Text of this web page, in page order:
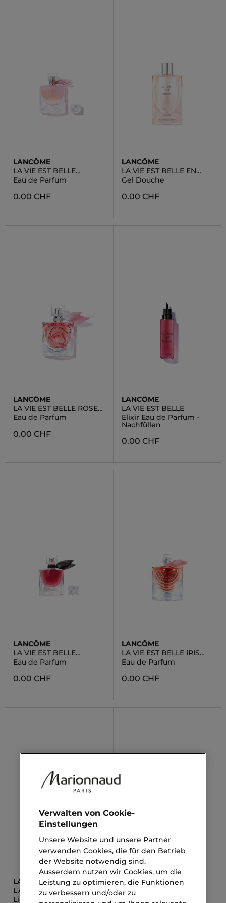
LANCÔME
LA VIE EST BELLE
VANILLE NUDE
Eau de Parfum
0.00 CHF
LANCÔME
LA VIE EST BELLE EN
ROSE
Gel Douche
0.00 CHF
LANCÔME
LA VIE EST BELLE ROSE
EXTRAORDINAIRE
Eau de Parfum
0.00 CHF
LANCÔME
LA VIE EST BELLE
Elixir Eau de Parfum -
Nachfüllen
0.00 CHF
LANCÔME
LA VIE EST BELLE
L'ELIXIR
Eau de Parfum
0.00 CHF
LANCÔME
LA VIE EST BELLE IRIS
ABSOLU
Eau de Parfum
0.00 CHF
LANCÔME
L'ABSOLU ROUGE
CREAM
Lippenstift
LANCÔME
LC LVEB CHERRY
Eau de Parfum
Verwalten von Cookie-
Einstellungen
Unsere Website und unsere Partner
verwenden Cookies, die für den Betrieb
der Website notwendig sind.
Ausserdem nutzen wir Cookies, um die
Leistung zu optimieren, die Funktionen
zu verbessern und/oder zu